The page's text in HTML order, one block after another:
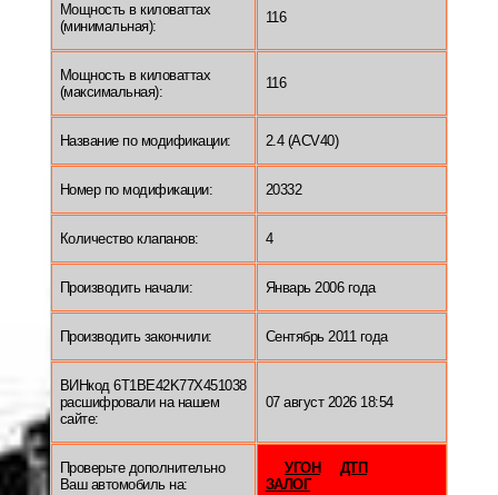
Мощность в киловаттах
(минимальная):
116
Мощность в киловаттах
(максимальная):
116
Название по модификации: 2.4 (ACV40)
Номер по модификации: 20332
Количество клапанов: 4
Производить начали: Январь 2006 года
Производить закончили: Сентябрь 2011 года
ВИНкод 6T1BE42K77X451038
расшифровали на нашем
сайте:
07 август 2026 18:54
Проверьте дополнительно
Ваш автомобиль на:
УГОН
ДТП
ЗАЛОГ